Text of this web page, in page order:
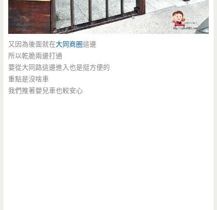
又因為後面就在大同商圈這邊
所以乾脆兩邊打通
要從大同路這邊進入也是挺方便的
重點是沒啥車
我們推著嬰兒車也較安心